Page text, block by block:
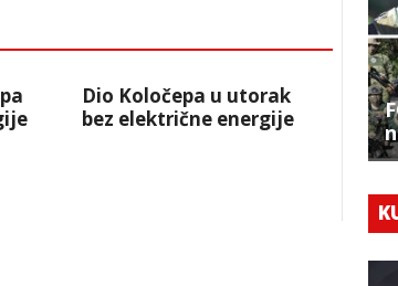
Dio Koločepa u utorak
bez električne energije